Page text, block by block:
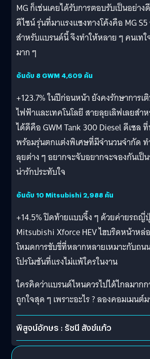
MG ก็เช่นเคยได้รับการตอบรับเป็นอย่าง
ดีไซน์ รุ่นที่มาแรงแซงทางโค้งคือ MG
สำหรับแบรนด์นี้ จึงทำให้หลาย ๆ คนเทใ
มาก ๆ
อันดับ 8 GWM 4,609 คัน
+123.7% ในปีก่อนหน้า ยังคงรักษาการ
ไฟฟ้าและเทคโนโลยี สายลุยเลิฟเลยส
ได้ดีคือ GWM Tank 300 Diesel ดีเซล
พร้อมรุ่นตกแต่งพิเศษที่มีจำนวนจำกัด ท
ลุยต่าง ๆ อยากจะจับอยากจะจองกันเป็
น่ารักประทับใจ
อันดับ 10 Mitsubishi 2,988 คัน
+14.5% ปิดท้ายแบบจึ้ง ๆ ด้วยค่ายรถ
Mitsubishi Xforce HEV ไฮบริดหน้าห
โหมดการขับขี่ที่หลากหลายเหมาะกับถน
โปรโมชันที่แรงไม่แพ้ใครในงาน
ใครคิดว่าแบรนด์ไหนควรไปได้ไกลมาก
ถูกใจสุด ๆ เพราะอะไร ? ลองคอมเมน
พิสูจน์อักษร : รัชนี สังข์แก้ว